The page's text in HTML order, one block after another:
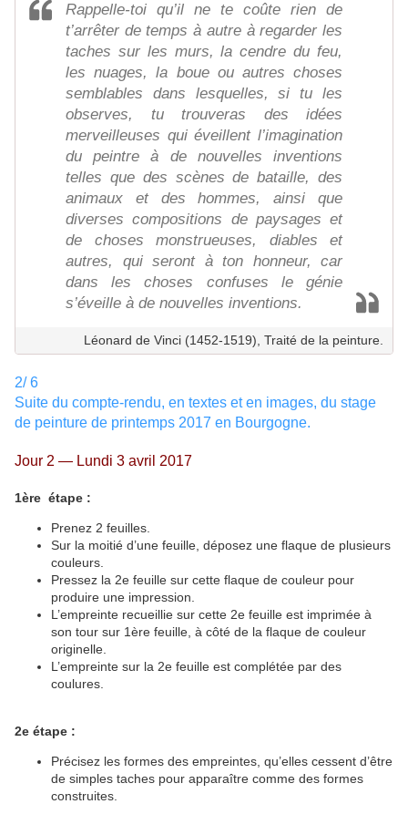
Rappelle-toi qu’il ne te coûte rien de
t’arrêter de temps à autre à regarder les
taches sur les murs, la cendre du feu,
les nuages, la boue ou autres choses
semblables dans lesquelles, si tu les
observes, tu trouveras des idées
merveilleuses qui éveillent l’imagination
du peintre à de nouvelles inventions
telles que des scènes de bataille, des
animaux et des hommes, ainsi que
diverses compositions de paysages et
de choses monstrueuses, diables et
autres, qui seront à ton honneur, car
dans les choses confuses le génie
s’éveille à de nouvelles inventions.
Léonard de Vinci (1452-1519), Traité de la peinture.
2/ 6
Suite du compte-rendu, en textes et en images, du stage
de peinture de printemps 2017 en Bourgogne.
Jour 2 — Lundi 3 avril 2017
1ère étape :
Prenez 2 feuilles.
Sur la moitié d’une feuille, déposez une flaque de plusieurs
couleurs.
Pressez la 2e feuille sur cette flaque de couleur pour
produire une impression.
L’empreinte recueillie sur cette 2e feuille est imprimée à
son tour sur 1ère feuille, à côté de la flaque de couleur
originelle.
L’empreinte sur la 2e feuille est complétée par des
coulures.
2e étape :
Précisez les formes des empreintes, qu’elles cessent d’être
de simples taches pour apparaître comme des formes
construites.